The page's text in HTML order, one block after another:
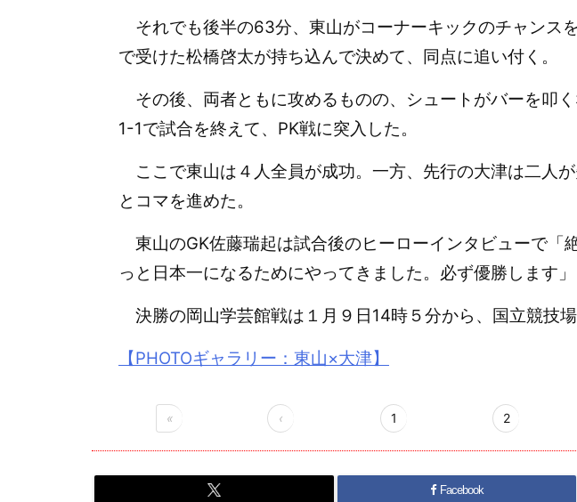
それでも後半の63分、東山がコーナーキックのチャンス
で受けた松橋啓太が持ち込んで決めて、同点に追い付く。
その後、両者ともに攻めるものの、シュートがバーを叩く
1-1で試合を終えて、PK戦に突入した。
ここで東山は４人全員が成功。一方、先行の大津は二人
とコマを進めた。
東山のGK佐藤瑞起は試合後のヒーローインタビューで「
っと日本一になるためにやってきました。必ず優勝します」
決勝の岡山学芸館戦は１月９日14時５分から、国立競技場
【PHOTOギャラリー：東山×大津】
« ‹ 1 2
Facebook